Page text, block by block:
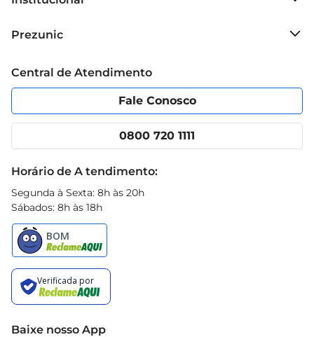
Grupo Cencosud
Política de Privacidade
Portal do fornecedor
Cencosud Media
Prezunic
Código de Ética
App Prezunic
Central de Atendimento
Fale Conosco
0800 720 1111
Horário de A tendimento:
Segunda à Sexta: 8h às 20h
Sábados: 8h às 18h
Baixe nosso App